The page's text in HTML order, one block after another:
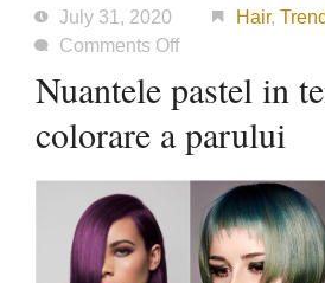
July 31, 2020 Hair,
Comments Offon
pastel
in
tendintele
de
colorare
parului
Nuantele pastel in
colorare a parului